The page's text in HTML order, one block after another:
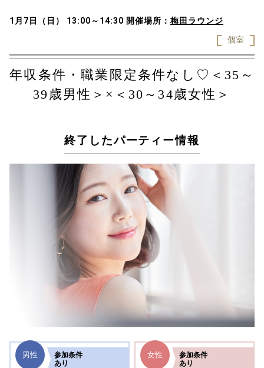
1月7日（日） 13:00～14:30 開催場所： 梅田ラウンジ
個室
年収条件・職業限定条件なし♡＜35～
39歳男性＞×＜30～34歳女性＞
終了したパーティー情報
男性 参加条件
あり
女性 参加条件
あり